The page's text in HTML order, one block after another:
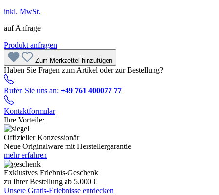
inkl. MwSt.
auf Anfrage
Produkt anfragen
Zum Merkzettel hinzufügen
Haben Sie Fragen zum Artikel oder zur Bestellung?
Rufen Sie uns an: +49 761 400077 77
Kontaktformular
Ihre Vorteile:
Offizieller Konzessionär
Neue Originalware mit Herstellergarantie
mehr erfahren
Exklusives Erlebnis-Geschenk
zu Ihrer Bestellung ab 5.000 €
Unsere Gratis-Erlebnisse entdecken